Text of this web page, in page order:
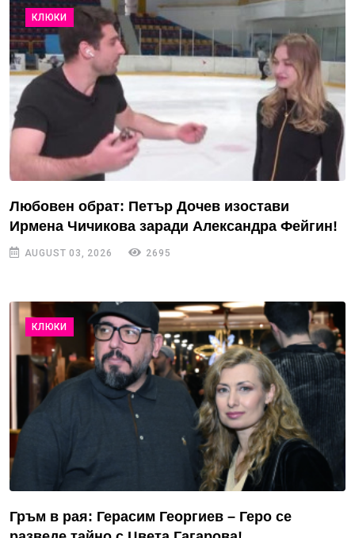
КЛЮКИ
Любовен обрат: Петър Дочев изостави
Ирмена Чичикова заради Александра Фейгин!
AUGUST 03, 2026 2695
КЛЮКИ
Гръм в рая: Герасим Георгиев – Геро се